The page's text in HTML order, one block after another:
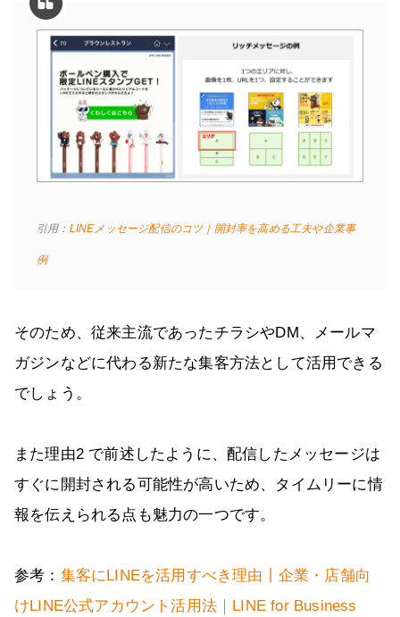
引用： LINEメッセージ配信のコツ｜開封率を高める工夫や企業事
例
そのため、従来主流であったチラシやDM、メールマ
ガジンなどに代わる新たな集客方法として活用できる
でしょう。
また理由2 で前述したように、配信したメッセージは
すぐに開封される可能性が高いため、タイムリーに情
報を伝えられる点も魅力の一つです。
参考： 集客にLINEを活用すべき理由丨企業・店舗向
けLINE公式アカウント活用法｜LINE for Business